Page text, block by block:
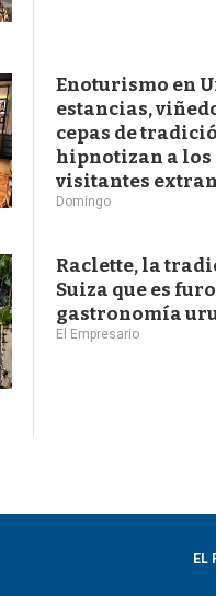
Enoturismo en
estancias,
cepas de
hipnotizan a los
visitantes
Domingo
Raclette, la
Suiza que es
gastronomía
El Empresario
EL